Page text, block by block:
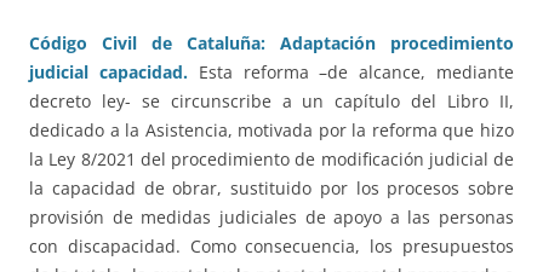
Código Civil de Cataluña: Adaptación procedimiento
judicial capacidad.Esta reforma –de alcance, mediante
decreto ley- se circunscribe a un capítulo del Libro II,
dedicado a la Asistencia, motivada por la reforma que hizo
la Ley 8/2021 del procedimiento de modificación judicial de
la capacidad de obrar, sustituido por los procesos sobre
provisión de medidas judiciales de apoyo a las personas
con discapacidad. Como consecuencia, los presupuestos